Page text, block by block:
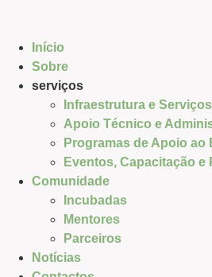
Início
Sobre
serviços
Infraestrutura e
Apoio Técnico e
Programas de Apoio ao
Eventos, Capacitação e
Comunidade
Incubadas
Mentores
Parceiros
Notícias